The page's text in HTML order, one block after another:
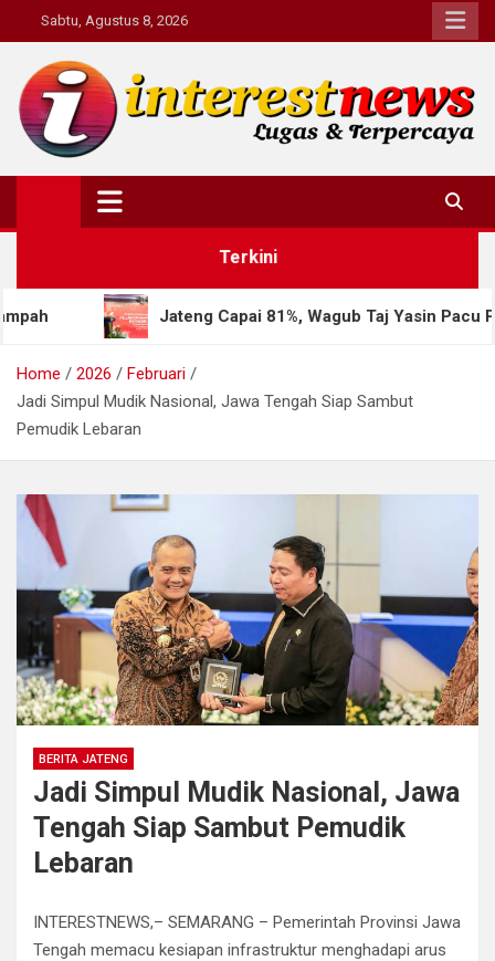
to
content
Sabtu, Agustus 8, 2026
Interestnews.or.id
Terkini
Jateng Capai 81%, Wagub Taj Yasin Pacu Percepatan
Home 2026
Februari
Jadi Simpul Mudik Nasional, Jawa Tengah Siap Sambut
Pemudik Lebaran
BERITA JATENG
Jadi Simpul Mudik Nasional, Jawa
Tengah Siap Sambut Pemudik
Lebaran
INTERESTNEWS,– SEMARANG – Pemerintah Provinsi Jawa
Tengah memacu kesiapan infrastruktur menghadapi arus